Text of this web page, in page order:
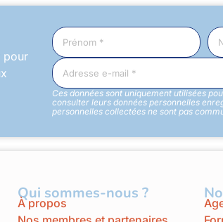
pour
Ces données sont uniquement utilisées
consulter leurs données personnelles
personnelles collectées ne sont pas
Qui sommes-nous ?
À propos